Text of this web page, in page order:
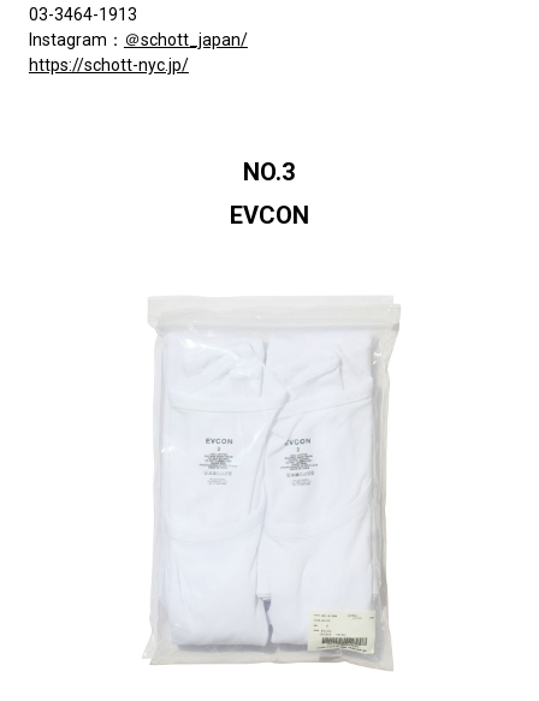
03-3464-1913
Instagram： ＠schott_japan/
https://schott-nyc.jp/
NO.3
EVCON